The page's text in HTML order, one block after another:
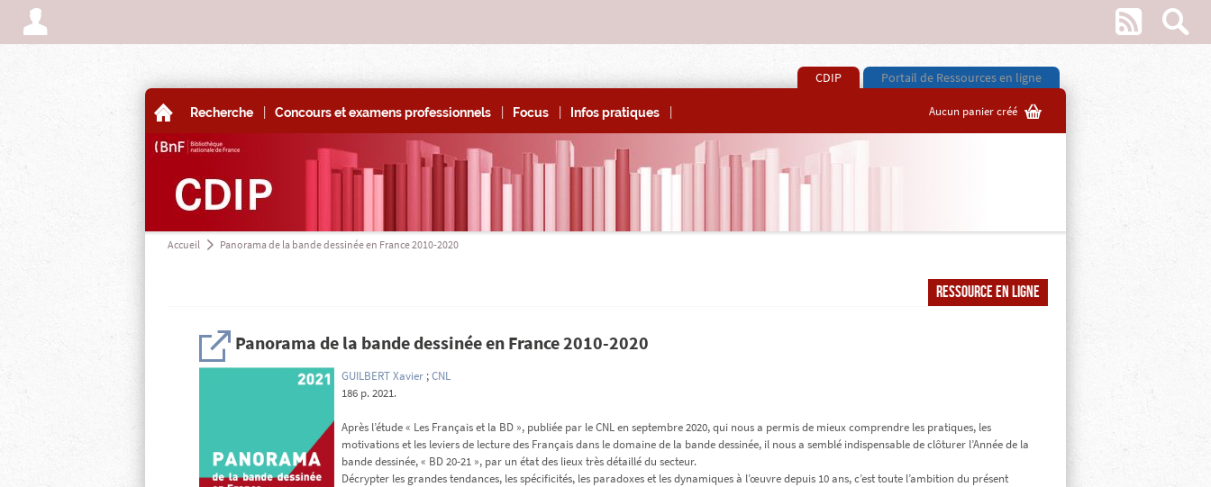
A w s
CDIP Portail de Ressources en ligne
A Recherche | Concours et examens professionnels | Focus | Infos pratiques | Aucun panier créé G
Accueil a Panorama de la bande dessinée en France 2010-2020
Ressource en ligne
H Panorama de la bande dessinée en France 2010-2020
GUILBERT Xavier ;CNL
186 p. 2021.
Après l’étude « Les Français et la BD », publiée par le CNL en septembre 2020, qui nous a permis de mieux comprendre les pratiques, les
motivations et les leviers de lecture des Français dans le domaine de la bande dessinée, il nous a semblé indispensable de clôturer l’Année de la
bande dessinée, « BD 20-21 », par un état des lieux très détaillé du secteur.
Décrypter les grandes tendances, les spécificités, les paradoxes et les dynamiques à l’œuvre depuis 10 ans, c’est toute l’ambition du présent